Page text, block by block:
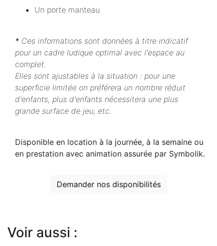
Un porte manteau
* Ces informations sont données à titre indicatif
pour un cadre ludique optimal avec l'espace au
complet.
Elles sont ajustables à la situation : pour une
superficie limitée on préférera un nombre réduit
d'enfants, plus d'enfants nécessitera une plus
grande surface de jeu, etc.
Disponible en location à la journée, à la semaine ou
en prestation avec animation assurée par Symbolik.
Demander nos disponibilités
Voir aussi :